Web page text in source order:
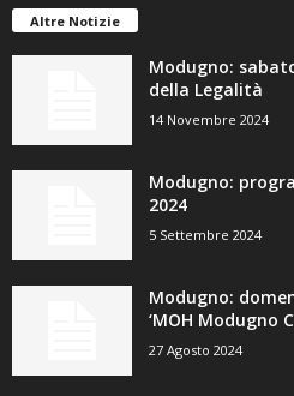
Altre Notizie
Modugno:
della Legalità
14 Novembre 2024
Modugno:
2024
5 Settembre 2024
Modugno:
‘MOH Modugno
27 Agosto 2024